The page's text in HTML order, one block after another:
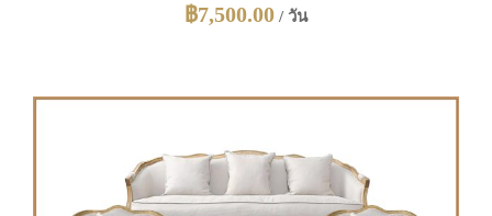
฿7,500.00 / วัน